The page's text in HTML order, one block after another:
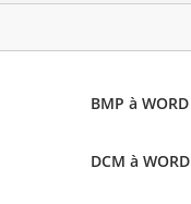
BMP à WORD
DCM à WORD